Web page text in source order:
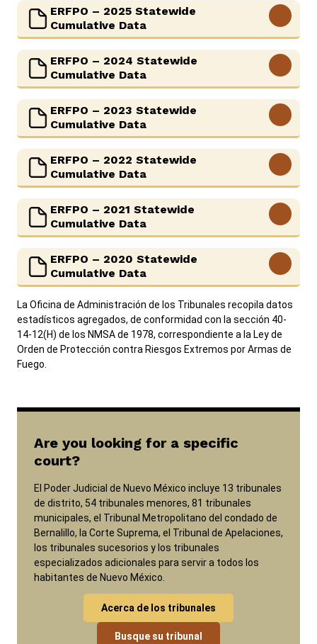
ERFPO – 2025 Statewide
Cumulative Data
View More
ERFPO – 2024 Statewide
Cumulative Data
View More
ERFPO – 2023 Statewide
Cumulative Data
View More
ERFPO – 2022 Statewide
Cumulative Data
View More
ERFPO – 2021 Statewide
Cumulative Data
View More
ERFPO – 2020 Statewide
Cumulative Data
View More
La Oficina de Administración de los Tribunales recopila datos
estadísticos agregados, de conformidad con la sección 40-
14-12(H) de los NMSA de 1978, correspondiente a la Ley de
Orden de Protección contra Riesgos Extremos por Armas de
Fuego.
Are you looking for a specific
court?
El Poder Judicial de Nuevo México incluye 13 tribunales
de distrito, 54 tribunales menores, 81 tribunales
municipales, el Tribunal Metropolitano del condado de
Bernalillo, la Corte Suprema, el Tribunal de Apelaciones,
los tribunales sucesorios y los tribunales
especializados adicionales para servir a todos los
habitantes de Nuevo México.
Acerca de los tribunales
Busque su tribunal